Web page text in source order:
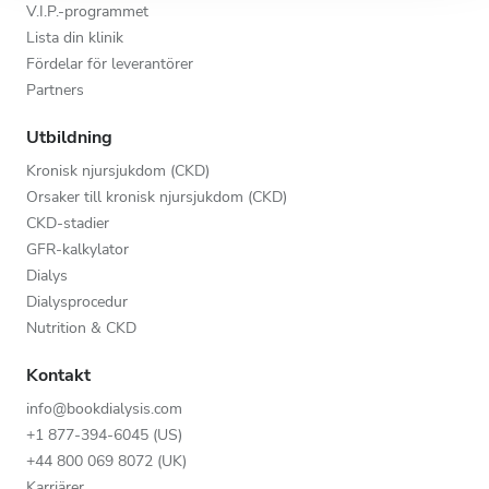
V.I.P.-programmet
Lista din klinik
Fördelar för leverantörer
Partners
Utbildning
Kronisk njursjukdom (CKD)
Orsaker till kronisk njursjukdom (CKD)
CKD-stadier
GFR-kalkylator
Dialys
Dialysprocedur
Nutrition & CKD
Kontakt
info@bookdialysis.com
+1 877-394-6045 (US)
+44 800 069 8072 (UK)